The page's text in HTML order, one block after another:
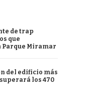
de trap
que
Parque Miramar
del edificio más
los 470